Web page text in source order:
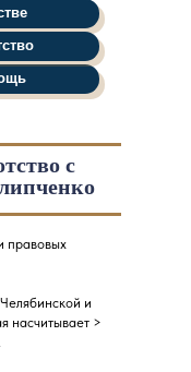
с
правовых
и
насчитывает >